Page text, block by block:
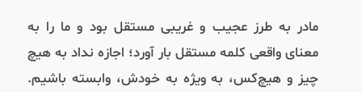
مادر به طرز عجیب و غریبی مستقل بود و ما را به
معنای واقعی کلمه مستقل بار آورد؛ اجازه نداد به هیچ
چیز و هیچ‌کس، به ویژه به خودش، وابسته باشیم.